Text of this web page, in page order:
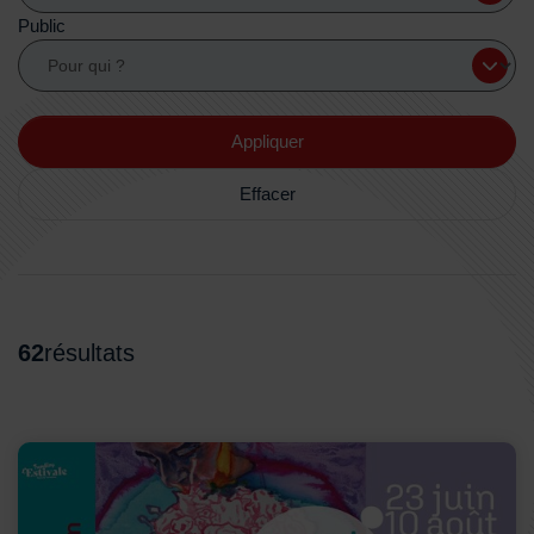
Public
Appliquer
Effacer
62résultats
Liste d'événements